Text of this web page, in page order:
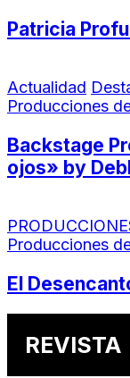
Patricia
Actualidad
Producciones
Backstage
ojos» by
Producciones
El
REVISTA